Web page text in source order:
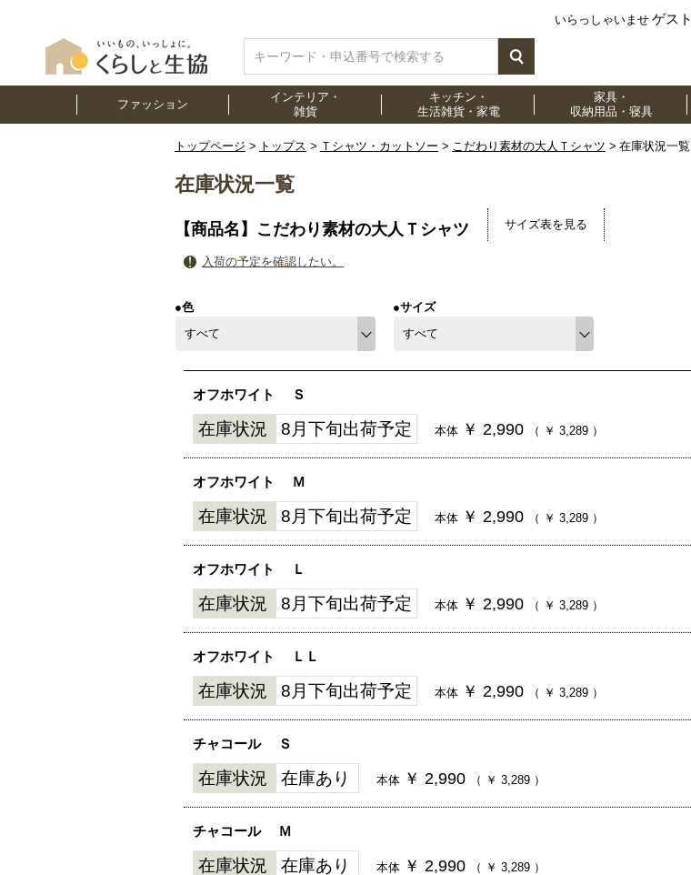
いらっしゃいませ ゲスト
ファッション
インテリア・
雑貨
キッチン・
生活雑貨・家電
家具・
収納用品・寝具
トップページ トップス Ｔシャツ・カットソー こだわり素材の大人Ｔシャツ 在庫状況一覧
在庫状況一覧
【商品名】こだわり素材の大人Ｔシャツ サイズ表を見る
入荷の予定を確認したい。
●色 ●サイズ
オフホワイト Ｓ
在庫状況 8月下旬出荷予定 本体 ￥ 2,990 （ ￥ 3,289 ）
オフホワイト Ｍ
在庫状況 8月下旬出荷予定 本体 ￥ 2,990 （ ￥ 3,289 ）
オフホワイト Ｌ
在庫状況 8月下旬出荷予定 本体 ￥ 2,990 （ ￥ 3,289 ）
オフホワイト ＬＬ
在庫状況 8月下旬出荷予定 本体 ￥ 2,990 （ ￥ 3,289 ）
チャコール Ｓ
在庫状況 在庫あり 本体 ￥ 2,990 （ ￥ 3,289 ）
チャコール Ｍ
在庫状況 在庫あり 本体 ￥ 2,990 （ ￥ 3,289 ）